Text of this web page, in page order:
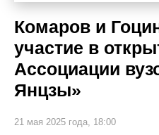
Комаров и
участие в
Ассоциации
Янцзы»
21 мая 2025 года, 18:00